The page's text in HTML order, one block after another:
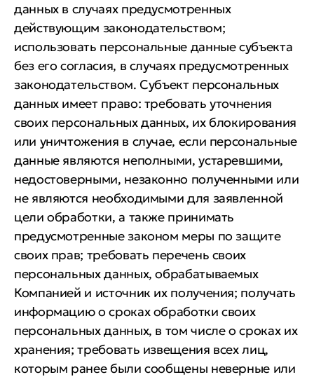
данных в случаях предусмотренных
действующим законодательством;
использовать персональные данные субъекта
без его согласия, в случаях предусмотренных
законодательством. Субъект персональных
данных имеет право: требовать уточнения
своих персональных данных, их блокирования
или уничтожения в случае, если персональные
данные являются неполными, устаревшими,
недостоверными, незаконно полученными или
не являются необходимыми для заявленной
цели обработки, а также принимать
предусмотренные законом меры по защите
своих прав; требовать перечень своих
персональных данных, обрабатываемых
Компанией и источник их получения; получать
информацию о сроках обработки своих
персональных данных, в том числе о сроках их
хранения; требовать извещения всех лиц,
которым ранее были сообщены неверные или